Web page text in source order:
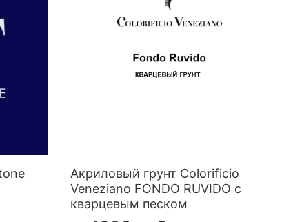
Акриловый грунт Colorificio
Veneziano FONDO RUVIDO с
кварцевым песком